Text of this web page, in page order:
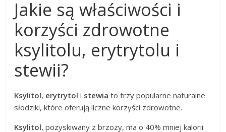
Jakie są właściwości i
korzyści zdrowotne
ksylitolu, erytrytolu i
stewii?
Ksylitol, erytrytol i stewia to trzy popularne naturalne
słodziki, które oferują liczne korzyści zdrowotne.
Ksylitol, pozyskiwany z brzozy, ma o 40% mniej kalorii